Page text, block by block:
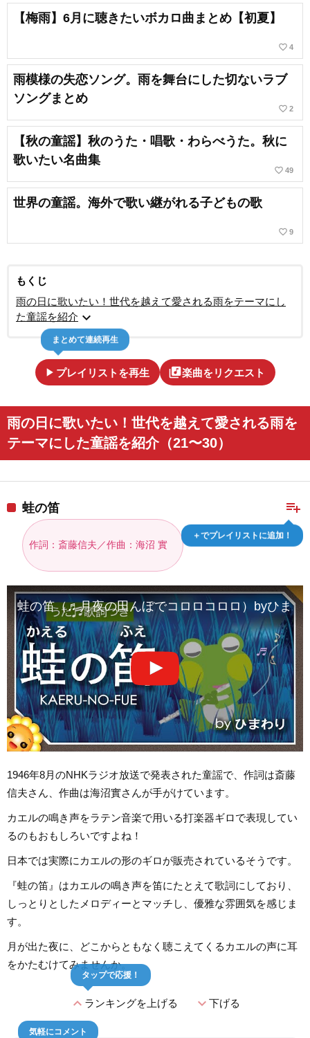
【梅雨】6月に聴きたいボカロ曲まとめ【初夏】
favorite_border 4
雨模様の失恋ソング。雨を舞台にした切ないラブ
ソングまとめ
favorite_border 2
【秋の童謡】秋のうた・唱歌・わらべうた。秋に
歌いたい名曲集
favorite_border 49
世界の童謡。海外で歌い継がれる子どもの歌
favorite_border 9
もくじ
雨の日に歌いたい！世代を越えて愛される雨をテーマにし
た童謡を紹介 expand_more
play_arrow プレイリストを再生
まとめて連続再生
library_music楽曲をリクエスト
雨の日に歌いたい！世代を越えて愛される雨を
テーマにした童謡を紹介（21〜30）
playlist_add
＋でプレイリストに追加！
蛙の笛
作詞：斎藤信夫／作曲：海沼 實
蛙の笛（♬月夜の田んぼでコロロコロロ）byひまわ
1946年8月のNHKラジオ放送で発表された童謡で、作詞は斎藤
信夫さん、作曲は海沼實さんが手がけています。
カエルの鳴き声をラテン音楽で用いる打楽器ギロで表現してい
るのもおもしろいですよね！
日本では実際にカエルの形のギロが販売されているそうです。
『蛙の笛』はカエルの鳴き声を笛にたとえて歌詞にしており、
しっとりとしたメロディーとマッチし、優雅な雰囲気を感じま
す。
月が出た夜に、どこからともなく聴こえてくるカエルの声に耳
をかたむけてみませんか。
expand_lessランキングを上げる
タップで応援！
expand_more下げる
気軽にコメント